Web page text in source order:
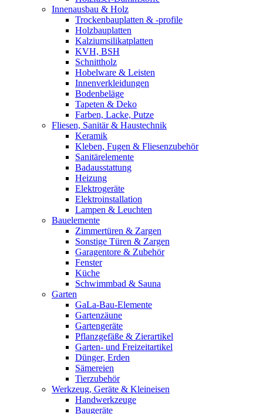
Innenausbau & Holz
Trockenbauplatten & -profile
Holzbauplatten
Kalziumsilikatplatten
KVH, BSH
Schnittholz
Hobelware & Leisten
Innenverkleidungen
Bodenbeläge
Tapeten & Deko
Farben, Lacke, Putze
Fliesen, Sanitär & Haustechnik
Keramik
Kleben, Fugen & Fliesenzubehör
Sanitärelemente
Badausstattung
Heizung
Elektrogeräte
Elektroinstallation
Lampen & Leuchten
Bauelemente
Zimmertüren & Zargen
Sonstige Türen & Zargen
Garagentore & Zubehör
Fenster
Küche
Schwimmbad & Sauna
Garten
GaLa-Bau-Elemente
Gartenzäune
Gartengeräte
Pflanzgefäße & Zierartikel
Garten- und Freizeitartikel
Dünger, Erden
Sämereien
Tierzubehör
Werkzeug, Geräte & Kleineisen
Handwerkzeuge
Baugeräte